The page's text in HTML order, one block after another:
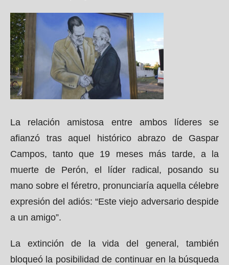
La relación amistosa entre ambos líderes se
afianzó tras aquel histórico abrazo de Gaspar
Campos, tanto que 19 meses más tarde, a la
muerte de Perón, el líder radical, posando su
mano sobre el féretro, pronunciaría aquella célebre
expresión del adiós: “Este viejo adversario despide
a un amigo”.
La extinción de la vida del general, también
bloqueó la posibilidad de continuar en la búsqueda